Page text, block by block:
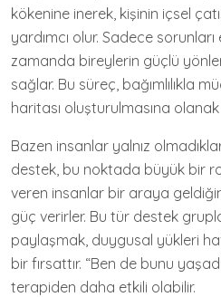
kökenine inerek, kişinin içsel
yardımcı olur. Sadece
zamanda bireylerin güçlü
sağlar. Bu süreç, bağımlılıkla
haritası oluşturulmasına olanak
Bazen insanlar yalnız
destek, bu noktada büyük bir
veren insanlar bir araya
güç verirler. Bu tür destek
paylaşmak, duygusal yükleri
bir fırsattır. “Ben de bunu
terapiden daha etkili olabilir.